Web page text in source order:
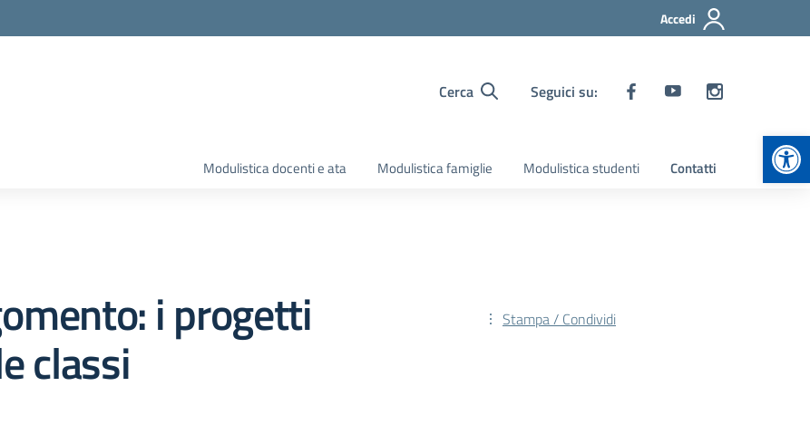
Accedi
Cerca Seguici su:
Modulistica docenti e ata Modulistica famiglie Modulistica studenti Contatti
i progetti
classi
Stampa / Condividi